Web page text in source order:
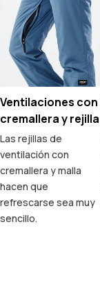
Ventilaciones con
cremallera y rejilla
Las rejillas de
ventilación con
cremallera y malla
hacen que
refrescarse sea muy
sencillo.